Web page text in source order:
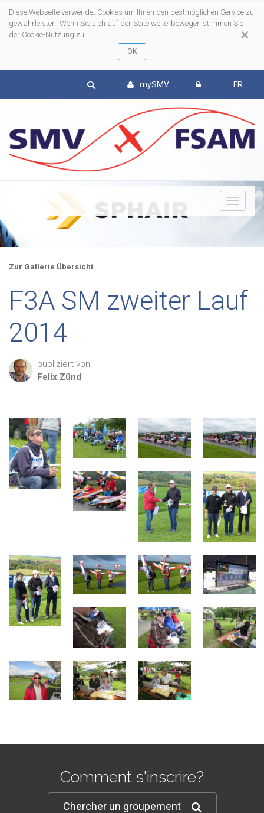
×
Diese Webseite verwendet Cookies um Ihnen den bestmöglichen Service zu
gewährleisten. Wenn Sie sich auf der Seite weiterbewegen stimmen Sie
der Cookie-Nutzung zu
mySMV FR
Zur Gallerie Übersicht
F3A SM zweiter Lauf
2014
publiziert von
Felix Zünd
Comment s'inscrire?
Chercher un groupement